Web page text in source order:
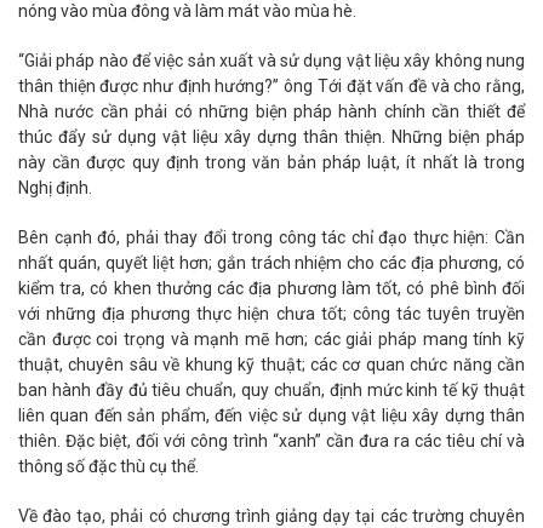
nóng vào mùa đông và làm mát vào mùa hè.
“Giải pháp nào để việc sản xuất và sử dụng vật liệu xây không nung
thân thiện được như định hướng?” ông Tới đặt vấn đề và cho rằng,
Nhà nước cần phải có những biện pháp hành chính cần thiết để
thúc đẩy sử dụng vật liệu xây dựng thân thiện. Những biện pháp
này cần được quy định trong văn bản pháp luật, ít nhất là trong
Nghị định.
Bên cạnh đó, phải thay đổi trong công tác chỉ đạo thực hiện: Cần
nhất quán, quyết liệt hơn; gắn trách nhiệm cho các địa phương, có
kiểm tra, có khen thưởng các địa phương làm tốt, có phê bình đối
với những địa phương thực hiện chưa tốt; công tác tuyên truyền
cần được coi trọng và mạnh mẽ hơn; các giải pháp mang tính kỹ
thuật, chuyên sâu về khung kỹ thuật; các cơ quan chức năng cần
ban hành đầy đủ tiêu chuẩn, quy chuẩn, định mức kinh tế kỹ thuật
liên quan đến sản phẩm, đến việc sử dụng vật liệu xây dựng thân
thiên. Đặc biệt, đối với công trình “xanh” cần đưa ra các tiêu chí và
thông số đặc thù cụ thể.
Về đào tạo, phải có chương trình giảng dạy tại các trường chuyên